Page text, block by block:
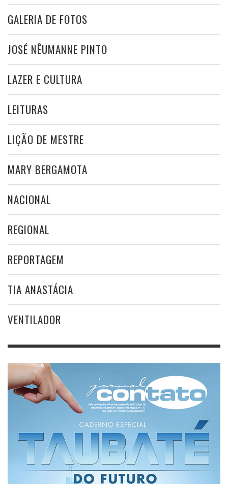
GALERIA DE FOTOS
JOSÉ NÊUMANNE PINTO
LAZER E CULTURA
LEITURAS
LIÇÃO DE MESTRE
MARY BERGAMOTA
NACIONAL
REGIONAL
REPORTAGEM
TIA ANASTÁCIA
VENTILADOR